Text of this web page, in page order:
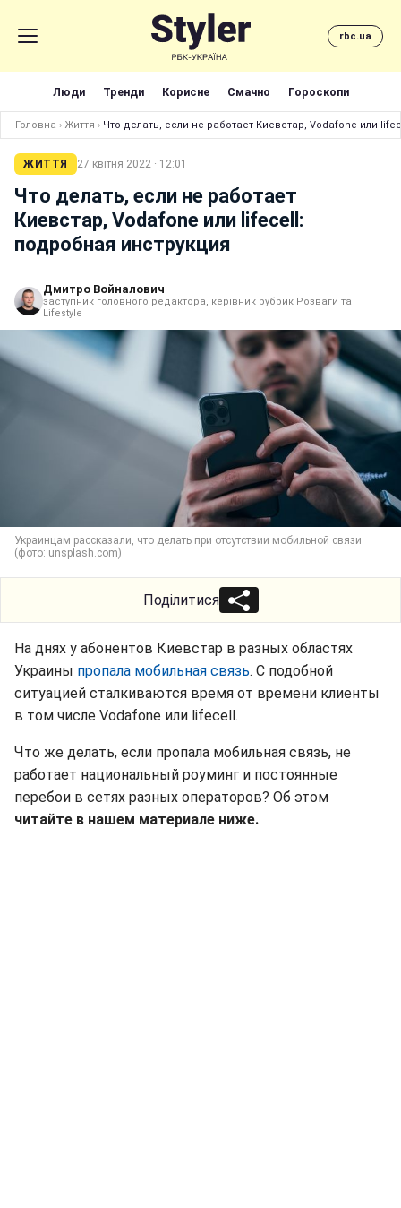
rbc.ua
Люди Тренди Корисне Смачно Гороскопи
Головна › Життя › Что делать, если не работает Киевстар, Vodafone или
ЖИТТЯ 27 квітня 2022 · 12:01
Что делать, если не работает
Киевстар, Vodafone или lifecell:
подробная инструкция
Дмитро Войналович
заступник головного редактора, керівник рубрик Розваги та
Lifestyle
Украинцам рассказали, что делать при отсутствии мобильной связи
(фото: unsplash.com)
Поділитися
На днях у абонентов Киевстар в разных областях
Украины пропала мобильная связь. С подобной
ситуацией сталкиваются время от времени клиенты
в том числе Vodafone или lifecell.
Что же делать, если пропала мобильная связь, не
работает национальный роуминг и постоянные
перебои в сетях разных операторов? Об этом
читайте в нашем материале ниже.